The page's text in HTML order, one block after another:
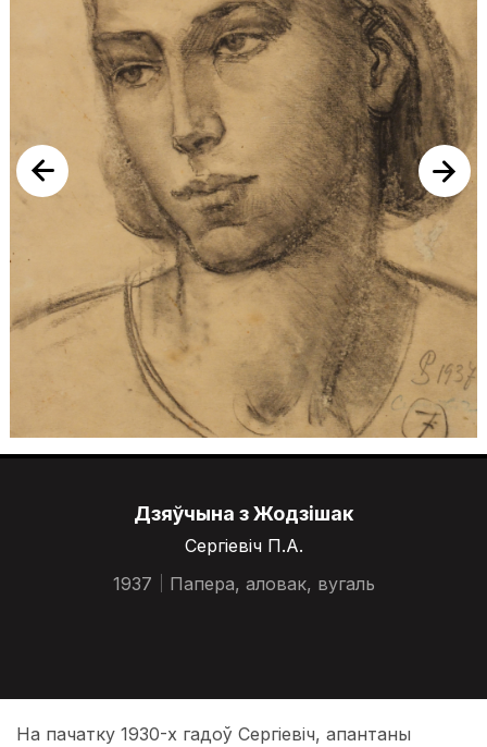
Дзяўчына з Жодзішак
Сергіевіч П.А.
1937
Папера, аловак, вугаль
На пачатку 1930-х гадоў Сергіевіч, апантаны